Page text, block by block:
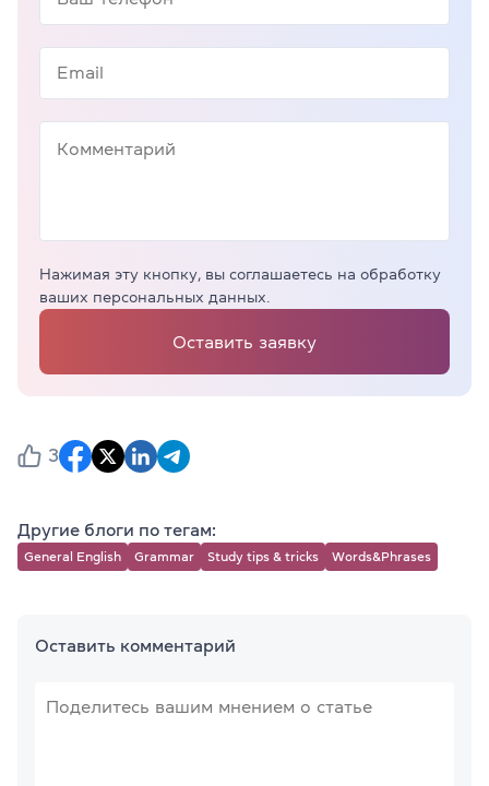
Нажимая эту кнопку, вы соглашаетесь на обработку
ваших персональных данных.
Оставить заявку
3
Другие блоги по тегам:
General English Grammar Study tips & tricks Words&Phrases
Оставить комментарий